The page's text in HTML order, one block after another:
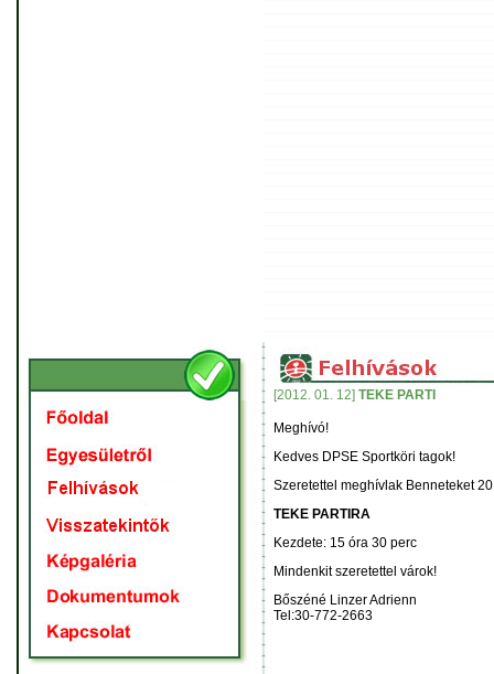
[2012. 01. 12] TEKE PARTI
Meghívó!
Kedves DPSE Sportköri tagok!
Szeretettel meghívlak Benneteket
TEKE PARTIRA
Kezdete: 15 óra 30 perc
Mindenkit szeretettel várok!
Bőszéné Linzer Adrienn
Tel:30-772-2663